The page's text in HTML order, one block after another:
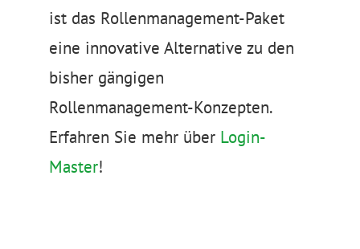
ist das Rollenmanagement-Paket
eine innovative Alternative zu den
bisher gängigen
Rollenmanagement-Konzepten.
Erfahren Sie mehr über Login-
Master!